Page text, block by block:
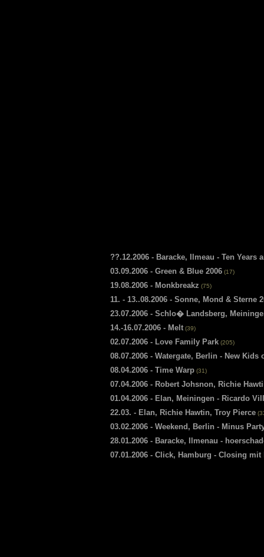
??.12.2006 - Baracke, Ilmeau - Ten Years
03.09.2006 - Green & Blue 2006 (17)
19.08.2006 - Monkbreakz (75)
11. - 13..08.2006 - Sonne, Mond & Sterne
23.07.2006 - Schlo� Landsberg,
14.-16.07.2006 - Melt (39)
02.07.2006 - Love Family Park (205)
08.07.2006 - Watergate, Berlin - New
08.04.2006 - Time Warp (31)
07.04.2006 - Robert Johsnon, Richie
01.04.2006 - Elan, Meiningen - Ricardo
22.03. - Elan, Richie Hawtin, Troy Pierce
03.02.2006 - Weekend, Berlin - Minus
28.01.2006 - Baracke, Ilmenau -
07.01.2006 - Click, Hamburg - Closing mit